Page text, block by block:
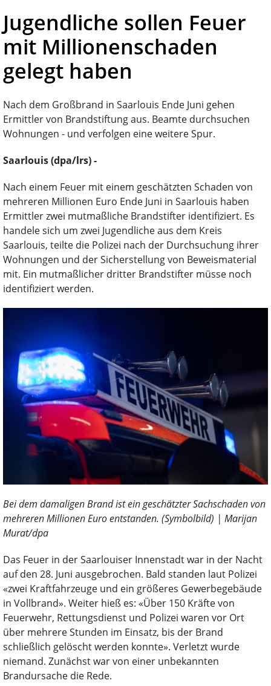
Jugendliche sollen Feuer
mit Millionenschaden
gelegt haben
Nach dem Großbrand in Saarlouis Ende Juni gehen
Ermittler von Brandstiftung aus. Beamte durchsuchen
Wohnungen - und verfolgen eine weitere Spur.
Saarlouis (dpa/lrs) -
Nach einem Feuer mit einem geschätzten Schaden von
mehreren Millionen Euro Ende Juni in Saarlouis haben
Ermittler zwei mutmaßliche Brandstifter identifiziert. Es
handele sich um zwei Jugendliche aus dem Kreis
Saarlouis, teilte die Polizei nach der Durchsuchung ihrer
Wohnungen und der Sicherstellung von Beweismaterial
mit. Ein mutmaßlicher dritter Brandstifter müsse noch
identifiziert werden.
Bei dem damaligen Brand ist ein geschätzter Sachschaden von
mehreren Millionen Euro entstanden. (Symbolbild) | Marijan
Murat/dpa
Das Feuer in der Saarlouiser Innenstadt war in der Nacht
auf den 28. Juni ausgebrochen. Bald standen laut Polizei
«zwei Kraftfahrzeuge und ein größeres Gewerbegebäude
in Vollbrand». Weiter hieß es: «Über 150 Kräfte von
Feuerwehr, Rettungsdienst und Polizei waren vor Ort
über mehrere Stunden im Einsatz, bis der Brand
schließlich gelöscht werden konnte». Verletzt wurde
niemand. Zunächst war von einer unbekannten
Brandursache die Rede.